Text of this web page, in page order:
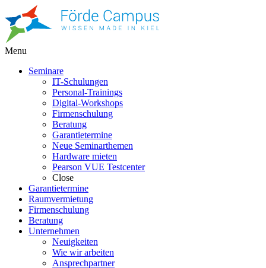
Menu
Seminare
IT-Schulungen
Personal-Trainings
Digital-Workshops
Firmenschulung
Beratung
Garantietermine
Neue Seminarthemen
Hardware mieten
Pearson VUE Testcenter
Close
Garantietermine
Raumvermietung
Firmenschulung
Beratung
Unternehmen
Neuigkeiten
Wie wir arbeiten
Ansprechpartner